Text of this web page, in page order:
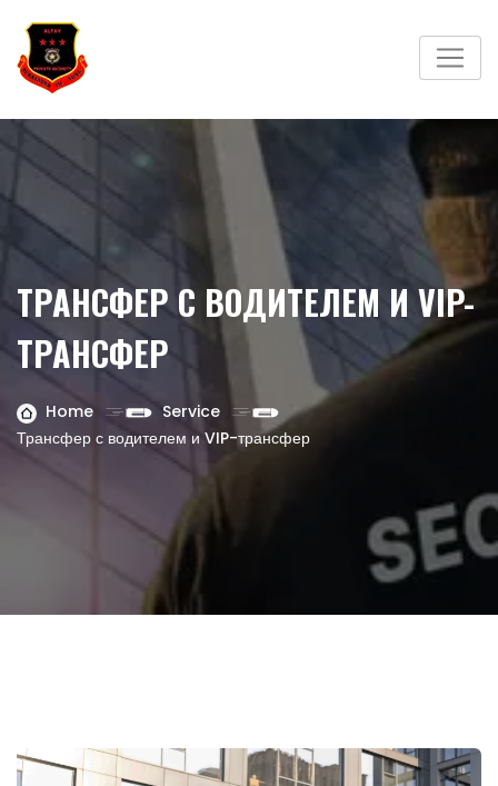
ТРАНСФЕР С ВОДИТЕЛЕМ И VIP-
ТРАНСФЕР
Home
Service
Трансфер с водителем и VIP-трансфер